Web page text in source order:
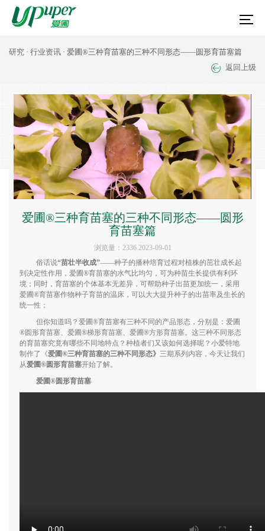
研究 · 行业资讯 · 爱圃®三种育苗塞的三种不同形态——圆形育苗塞篇
返回上级
爱圃®三种育苗塞的三种不同形态——圆形
育苗塞篇
浏览量：2336 2023-09-01
俗话说“苗壮半收成”——种子的播种培育过程对植株的茁壮成长起
到决定性作用，爱圃®育苗塞的水气比均匀，可为种苗生长提供有利环
境；同时，育苗塞的个体基本无差异，可帮助种子出苗更加统一，采用
爱圃®育苗塞作物种子育苗的温床，可以大大提升种子的出苗率及生长的
统一性；
但你知道吗？爱圃®育苗塞有三种不同的产品形态，分别是：爱圃
®圆形育苗塞、爱圃®梯形育苗塞、爱圃®方形育苗塞。这三种不同形态
的育苗塞究竟有哪些不同地特点？种植者们又该如何选择呢？小爱特地
制作了《爱圃®三种育苗塞的三种不同形态》 三期系列内容，今天让我们
从爱圃®圆形育苗塞开始了解。
爱圃®圆形育苗塞